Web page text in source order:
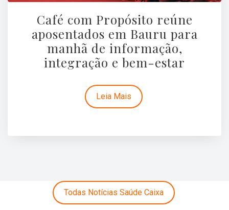
Café com Propósito reúne
aposentados em Bauru para
manhã de informação,
integração e bem-estar
Leia Mais
Todas Notícias Saúde Caixa